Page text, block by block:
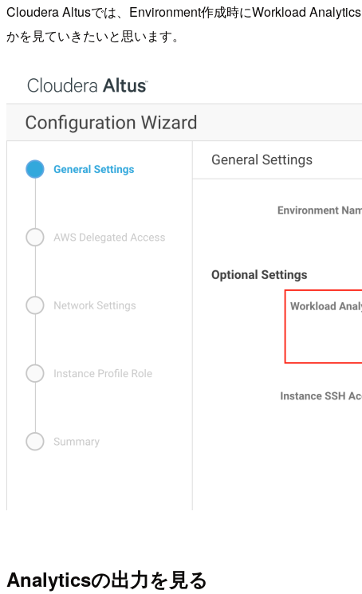
Cloudera Altusでは、Environment作成時にWorkload
かを見ていきたいと思います。
Analyticsの出力を見る